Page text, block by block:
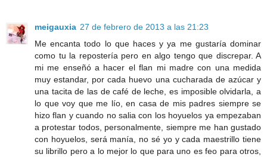
meigauxia 27 de febrero de 2013 a las 21:23
Me encanta todo lo que haces y ya me gustaría dominar
como tu la repostería pero en algo tengo que discrepar. A
mi me enseñó a hacer el flan mi madre con una medida
muy estandar, por cada huevo una cucharada de azúcar y
una tacita de las de café de leche, es imposible olvidarla, a
lo que voy que me lío, en casa de mis padres siempre se
hizo flan y cuando no salia con los hoyuelos ya empezaban
a protestar todos, personalmente, siempre me han gustado
con hoyuelos, será manía, no sé yo y cada maestrillo tiene
su librillo pero a lo mejor lo que para uno es feo para otros,